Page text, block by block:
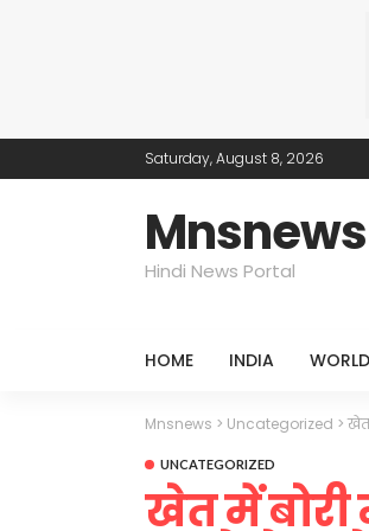
Saturday, August 8, 2026
Mnsnews
Hindi News Portal
HOME INDIA WORLD
Mnsnews > Uncategorized >खेत
UNCATEGORIZED
खेत में बोरी